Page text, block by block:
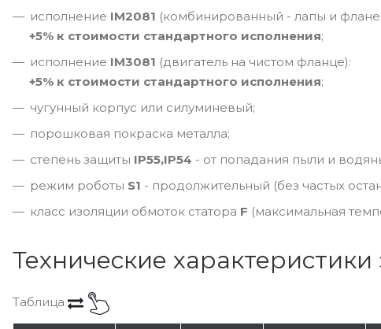
исполнение IM2081 (комбинированный - лапы и
+5% к стоимости стандартного исполнения;
исполнение IM3081 (двигатель на чистом фланце):
+5% к стоимости стандартного исполнения;
чугунный корпус или силуминевый;
порошковая покраска металла;
степень защиты IP55,IP54 - от попадания пыли и
режим роботы S1 - продолжительный (без частых
класс изоляции обмоток статора F (максимальная
Технические
Таблица